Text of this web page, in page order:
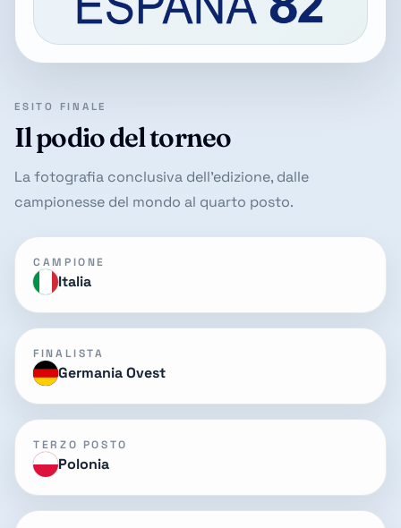
ESITO FINALE
Il podio del torneo
La fotografia conclusiva dell'edizione, dalle
campionesse del mondo al quarto posto.
CAMPIONE
Italia
FINALISTA
Germania Ovest
TERZO POSTO
Polonia